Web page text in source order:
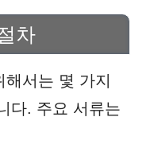
차
서는 몇 가지
다. 주요 서류는